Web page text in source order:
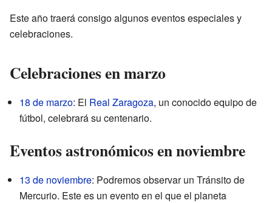
Este año traerá consigo algunos eventos especiales y
celebraciones.
Celebraciones en marzo
18 de marzo: El Real Zaragoza, un conocido equipo de
fútbol, celebrará su centenario.
Eventos astronómicos en noviembre
13 de noviembre: Podremos observar un Tránsito de
Mercurio. Este es un evento en el que el planeta